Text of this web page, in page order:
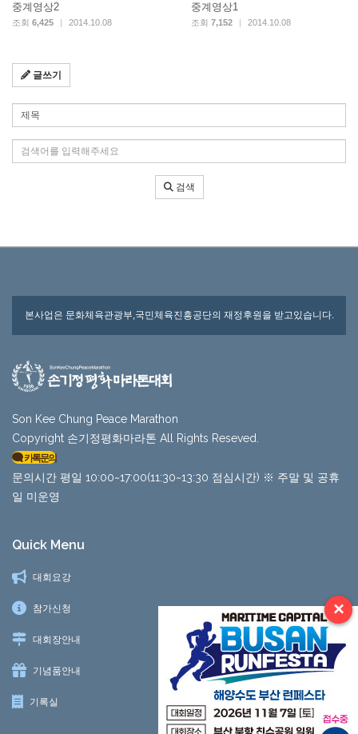
중계영상2
조회 6,425 | 2014.10.08
중계영상1
조회 7,152 | 2014.10.08
글쓰기
검색
본사업은 문화체육관광부,국민체육진흥공단의 재정후원을 받고있습니다.
Son Kee Chung Peace Marathon
Copyright 손기정평화마라톤 All Rights Reseved.
카톡문의
문의시간 평일 10:00~17:00(11:30~13:30 점심시간) ※ 주말 및 공휴
일 미운영
Quick Menu
대회요강
참가신청
대회장안내
기념품안내
기록실
×